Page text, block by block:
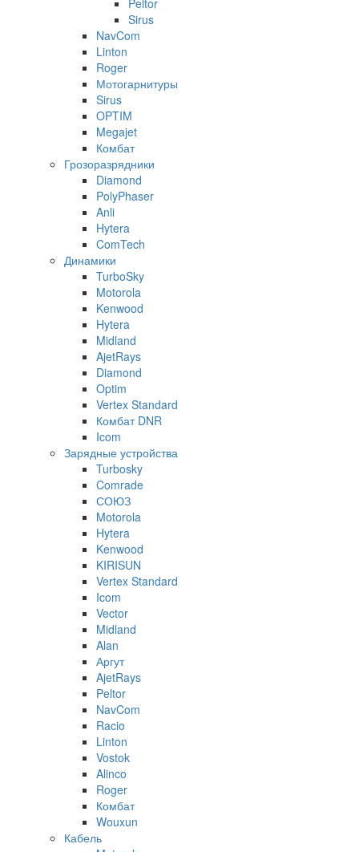
Sirus
NavCom
Linton
Roger
Мотогарнитуры
Sirus
OPTIM
Megajet
Комбат
Грозоразрядники
Diamond
PolyPhaser
Anli
Hytera
ComTech
Динамики
TurboSky
Motorola
Kenwood
Hytera
Midland
AjetRays
Diamond
Optim
Vertex Standard
Комбат DNR
Icom
Зарядные устройства
Turbosky
Comrade
СОЮЗ
Motorola
Hytera
Kenwood
KIRISUN
Vertex Standard
Icom
Vector
Midland
Alan
Аргут
AjetRays
Peltor
NavCom
Racio
Linton
Vostok
Alinco
Roger
Комбат
Wouxun
Кабель